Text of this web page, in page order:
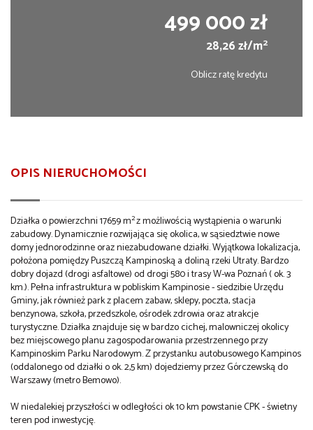
499 000 zł
28,26 zł/m2
Oblicz ratę kredytu
OPIS NIERUCHOMOŚCI
Działka o powierzchni 17659 m2z możliwością wystąpienia o warunki
zabudowy. Dynamicznie rozwijająca się okolica, w sąsiedztwie nowe
domy jednorodzinne oraz niezabudowane działki. Wyjątkowa lokalizacja,
położona pomiędzy Puszczą Kampinoską a doliną rzeki Utraty. Bardzo
dobry dojazd (drogi asfaltowe) od drogi 580 i trasy W-wa Poznań ( ok. 3
km.). Pełna infrastruktura w pobliskim Kampinosie - siedzibie Urzędu
Gminy, jak również park z placem zabaw, sklepy, poczta, stacja
benzynowa, szkoła, przedszkole, ośrodek zdrowia oraz atrakcje
turystyczne. Działka znajduje się w bardzo cichej, malowniczej okolicy
bez miejscowego planu zagospodarowania przestrzennego przy
Kampinoskim Parku Narodowym. Z przystanku autobusowego Kampinos
(oddalonego od działki o ok. 2,5 km) dojedziemy przez Górczewską do
Warszawy (metro Bemowo).
W niedalekiej przyszłości w odległości ok 10 km powstanie CPK - świetny
teren pod inwestycję.